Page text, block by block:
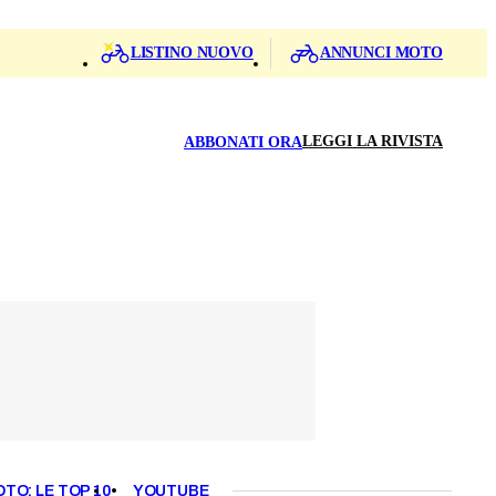
LISTINO NUOVO ANNUNCI MOTO
ABBONATI ORALEGGI LA RIVISTA
LE TOP 10 YOUTUBE